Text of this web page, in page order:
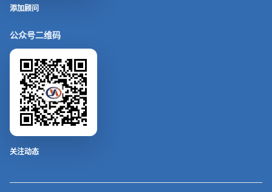
添加顾问
公众号二维码
关注动态